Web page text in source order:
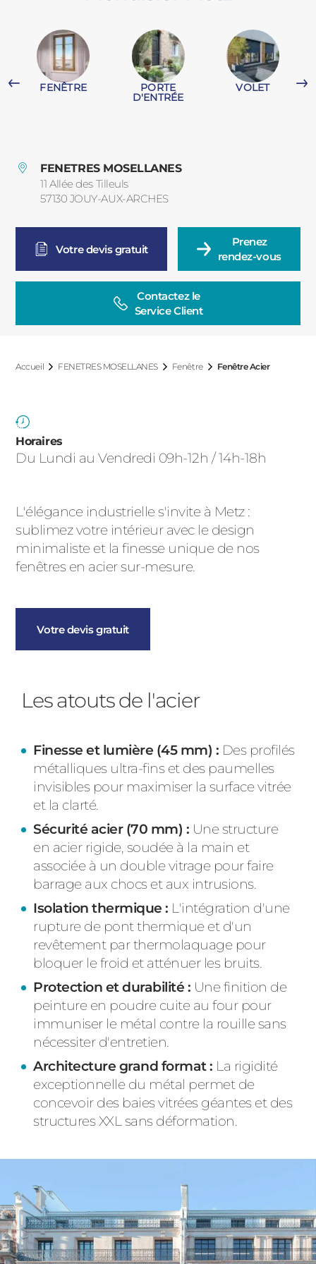
FENÊTRE PORTE
D'ENTRÉE
VOLET
FENETRES MOSELLANES
11 Allée des Tilleuls
57130 JOUY-AUX-ARCHES
Votre devis gratuit
Prenez
rendez-vous
Contactez le
Service Client
Accueil FENETRES MOSELLANES Fenêtre Fenêtre Acier
Horaires
Du Lundi au Vendredi 09h-12h / 14h-18h
L'élégance industrielle s'invite à Metz :
sublimez votre intérieur avec le design
minimaliste et la finesse unique de nos
fenêtres en acier sur-mesure.
Votre devis gratuit
Les atouts de l'acier
Finesse et lumière (45 mm) : Des profilés
métalliques ultra-fins et des paumelles
invisibles pour maximiser la surface vitrée
et la clarté.
Sécurité acier (70 mm) : Une structure
en acier rigide, soudée à la main et
associée à un double vitrage pour faire
barrage aux chocs et aux intrusions.
Isolation thermique : L'intégration d'une
rupture de pont thermique et d'un
revêtement par thermolaquage pour
bloquer le froid et atténuer les bruits.
Protection et durabilité : Une finition de
peinture en poudre cuite au four pour
immuniser le métal contre la rouille sans
nécessiter d'entretien.
Architecture grand format : La rigidité
exceptionnelle du métal permet de
concevoir des baies vitrées géantes et des
structures XXL sans déformation.
PVC
ACIER
CARPORTS
CLÔTURES